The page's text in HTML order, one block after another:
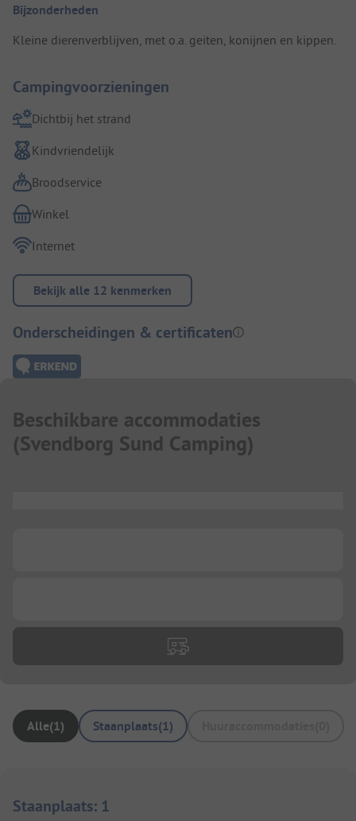
Bijzonderheden
Kleine dierenverblijven, met o.a. geiten, konijnen en kippen.
Campingvoorzieningen
Dichtbij het strand
Kindvriendelijk
Broodservice
Winkel
Internet
Bekijk alle 12 kenmerken
Onderscheidingen & certificaten
Beschikbare accommodaties
(Svendborg Sund Camping)
Alle(1) Staanplaats(1)
Staanplaats: 1